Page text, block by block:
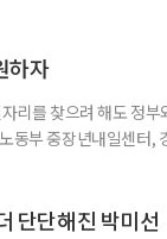
하자
리를 찾으려 해도 정
동부 중장년내일센터,
제도 구직활동이 쉽지
단단해진 박미선